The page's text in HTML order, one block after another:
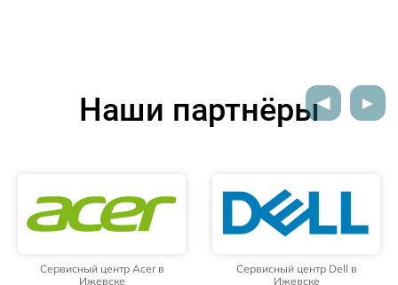
Наши партнёры
Сервисный центр Acer в
Ижевске
Сервисный центр Dell в
Ижевске